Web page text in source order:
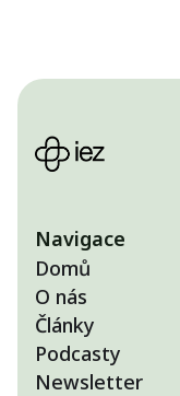
Navigace
Domů
O nás
Články
Podcasty
Newsletter